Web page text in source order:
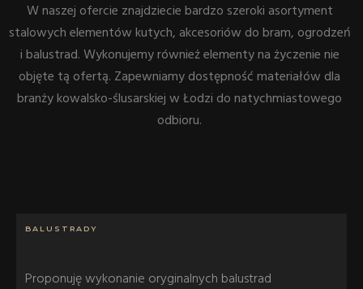
W naszej ofercie znajdziecie bardzo szeroki asortyment
stalowych elementów kutych, akcesoriów do bram, ogrodzeń
i balustrad. Wykonujemy również elementy na życzenie nie
objęte tą ofertą. Zapewniamy dostępność materiałów dla
branży kowalsko-ślusarskiej w Łodzi do natychmiastowego
odbioru.
BALUSTRADY
Proponuję wykonanie oryginalnych balustrad